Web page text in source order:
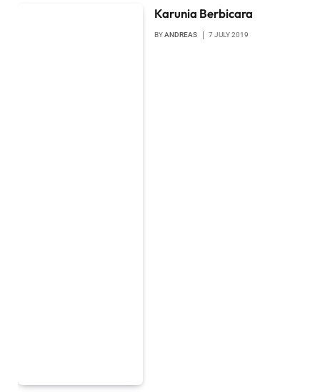
Karunia Berbicara
BYANDREAS 7 JULY 2019